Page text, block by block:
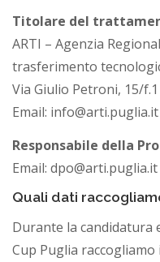
Titolare del
ARTI – Agenzia
trasferimento
Via Giulio Petroni, 15/
Email: info@arti.puglia.it
Responsabile della
Email: dpo@arti.puglia.it
Quali dati
Durante la candidatura
Cup Puglia